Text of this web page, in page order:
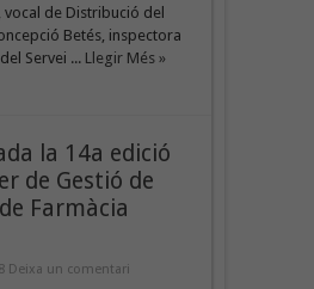
vocal de Distribució del
Betés, inspectora
Servei ... Llegir Més »
la 14a edició
de Gestió de
Farmàcia
Deixa un comentari